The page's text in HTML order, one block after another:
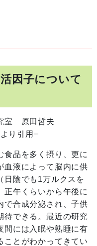
因子について
室 原田哲夫
引用−
食品を多く摂り、更に
血液によって脳内に供
日陰でも1万ルクスを
正午くらいから午後に
で合成分泌され、子供
待できる。最近の研究
間には入眠や熟睡に有
ことがわかってきてい